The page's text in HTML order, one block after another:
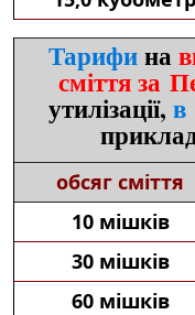
Тарифина
сміття за
утилізації, в
обсяг сміття
10 мішків
30 мішків
60 мішків